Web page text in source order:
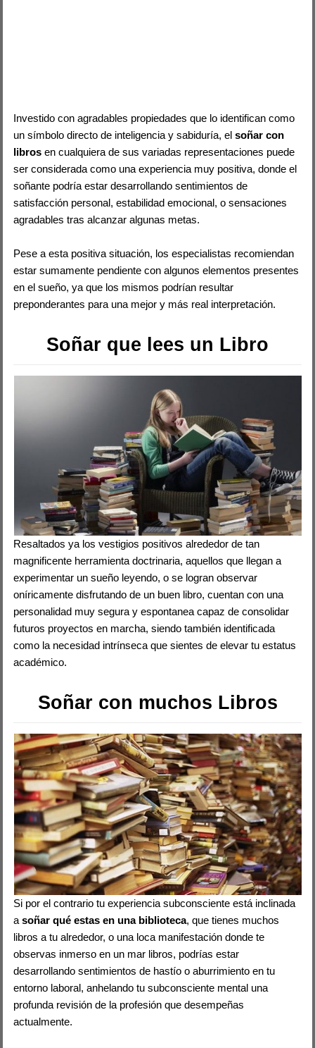
Investido con agradables propiedades que lo identifican como
un símbolo directo de inteligencia y sabiduría, elsoñar con
libros en cualquiera de sus variadas representaciones puede
ser considerada como una experiencia muy positiva, donde el
soñante podría estar desarrollando sentimientos de
satisfacción personal, estabilidad emocional, o sensaciones
agradables tras alcanzar algunas metas.
Pese a esta positiva situación, los especialistas recomiendan
estar sumamente pendiente con algunos elementos presentes
en el sueño, ya que los mismos podrían resultar
preponderantes para una mejor y más real interpretación.
Soñar que lees un Libro
Resaltados ya los vestigios positivos alrededor de tan
magnificente herramienta doctrinaria, aquellos que llegan a
experimentar un sueño leyendo, o se logran observar
oníricamente disfrutando de un buen libro, cuentan con una
personalidad muy segura y espontanea capaz de consolidar
futuros proyectos en marcha, siendo también identificada
como la necesidad intrínseca que sientes de elevar tu estatus
académico.
Soñar con muchos Libros
Si por el contrario tu experiencia subconsciente está inclinada
asoñar qué estas en una biblioteca, que tienes muchos
libros a tu alrededor, o una loca manifestación donde te
observas inmerso en un mar libros, podrías estar
desarrollando sentimientos de hastío o aburrimiento en tu
entorno laboral, anhelando tu subconsciente mental una
profunda revisión de la profesión que desempeñas
actualmente.